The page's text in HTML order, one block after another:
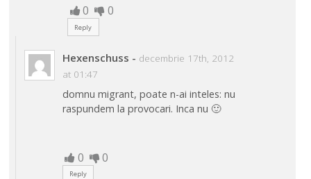
0 0
Reply
Hexenschuss - decembrie 17th, 2012
at 01:47
domnu migrant, poate n-ai inteles: nu
raspundem la provocari. Inca nu 🙂
0 0
Reply